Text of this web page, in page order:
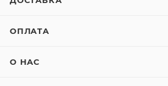
ОПЛАТА
О НАС